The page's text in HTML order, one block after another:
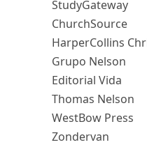
StudyGateway
ChurchSource
HarperCollins
Grupo Nelson
Editorial Vida
Thomas Nelson
WestBow Press
Zondervan